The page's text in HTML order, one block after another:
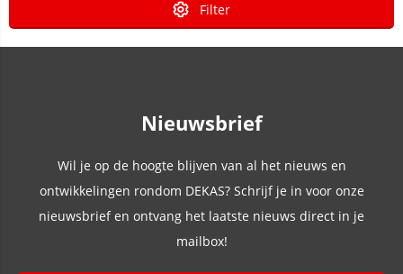
Filter
Nieuwsbrief
Wil je op de hoogte blijven van al het nieuws en
ontwikkelingen rondom DEKAS? Schrijf je in voor onze
nieuwsbrief en ontvang het laatste nieuws direct in je
mailbox!